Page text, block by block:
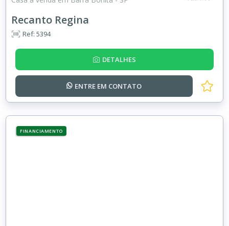
Recanto Regina
Ref: 5394
DETALHES
ENTRE EM CONTATO
FINANCIAMENTO